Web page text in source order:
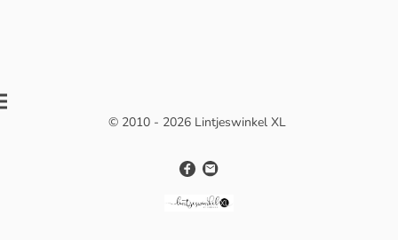
© 2010 - 2026 Lintjeswinkel XL